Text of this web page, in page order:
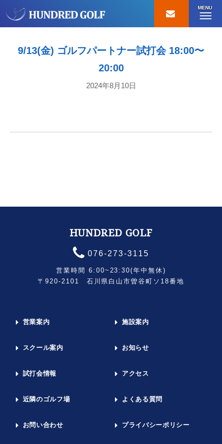
MENU
9/13(金) ゴルフパートナー試打会 18:00〜
20:00
2024年8月10日
HUNDRED GOLF
076-273-3115
営業時間 6:00~23:30(年中無休)
〒920-2101 石川県白山市曽谷町ソ18番地
営業案内 施設案内
スクール案内 お知らせ
試打会情報 アクセス
近隣のゴルフ場 よくある質問
お問い合わせ プライバシーポリシー